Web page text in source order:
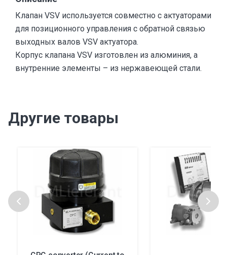
Клапан VSV используется совместно с актуаторами
для позиционного управления с обратной связью
выходных валов VSV актуатора.
Корпус клапана VSV изготовлен из алюминия, а
внутренние элементы – из нержавеющей стали.
Другие товары